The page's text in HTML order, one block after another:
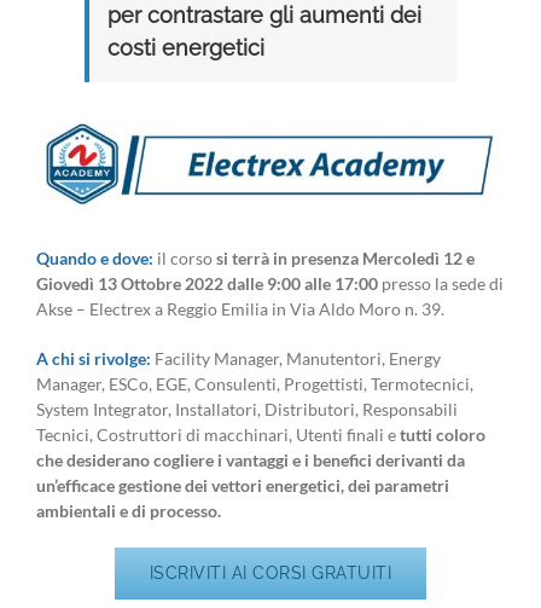
per contrastare gli aumenti dei
costi energetici
Quando e dove: il corsosi terrà in presenza Mercoledì 12 e
Giovedì 13 Ottobre 2022 dalle 9:00 alle 17:00 presso la sede di
Akse – Electrex a Reggio Emilia in Via Aldo Moro n. 39.
A chi si rivolge: Facility Manager, Manutentori, Energy
Manager, ESCo, EGE, Consulenti, Progettisti, Termotecnici,
System Integrator, Installatori, Distributori, Responsabili
Tecnici, Costruttori di macchinari, Utenti finali etutti coloro
che desiderano cogliere i vantaggi e i benefici derivanti da
un’efficace gestione dei vettori energetici, dei parametri
ambientali e di processo.
ISCRIVITI AI CORSI GRATUITI